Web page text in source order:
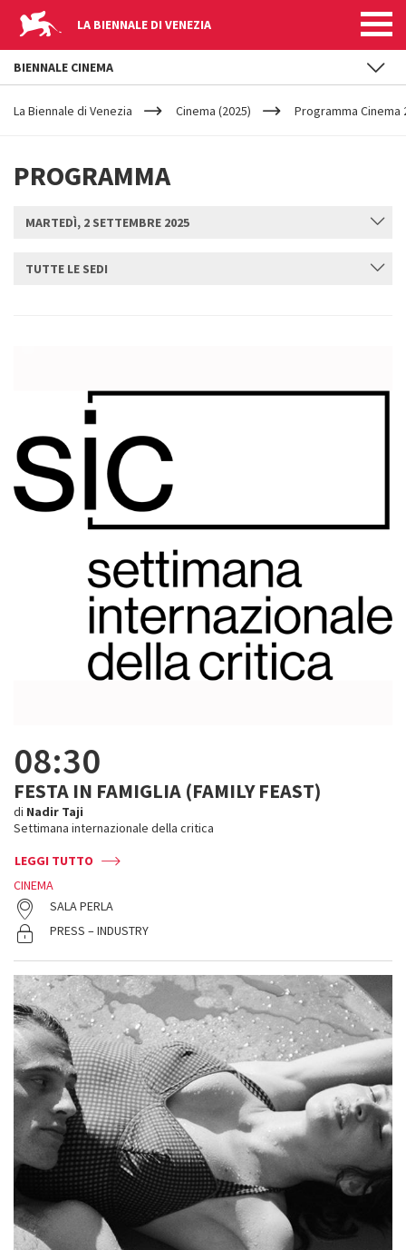
LA BIENNALE DI VENEZIA
YOUR
ARE
La Biennale di Venezia Cinema (2025) Programma
PROGRAMMA
MARTEDÌ, 2 SETTEMBRE 2025
TUTTE LE SEDI
08:30
FESTA IN FAMIGLIA (FAMILY FEAST)
di Nadir Taji
Settimana internazionale della critica
LEGGI TUTTO
CINEMA
SALA PERLA
PRESS – INDUSTRY
BIENNALE CINEMA